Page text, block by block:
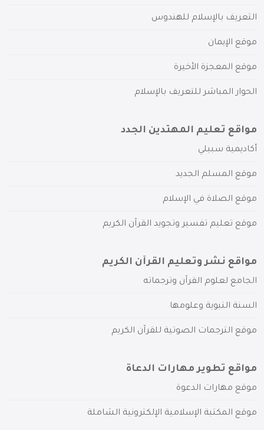
التعريف بالإسلام للهندوس
موقع الإيمان
موقع المعجزة الأخيرة
الحوار المباشر للتعريف بالإسلام
مواقع تعليم المهتدين الجدد
أكاديمية سبيلي
موقع المسلم الجديد
موقع الصلاة في الإسلام
موقع تعليم تفسير وتجويد القرآن الكريم
مواقع نشر وتعليم القرآن الكريم
الجامع لعلوم القرآن وترجماته
السنة النبوية وعلومها
موقع الترجمات الصوتية للقرآن الكريم
مواقع تطوير مهارات الدعاة
موقع مهارات الدعوة
موقع المكتبة الإسلامية الإلكترونية الشاملة